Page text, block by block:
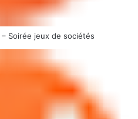
– Soirée jeux de sociétés